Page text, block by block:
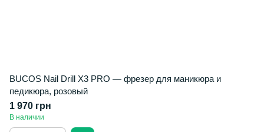
BUCOS Nail Drill X3 PRO — фрезер для маникюра и
педикюра, розовый
1 970 грн
В наличии